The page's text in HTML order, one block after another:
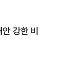
강한 비